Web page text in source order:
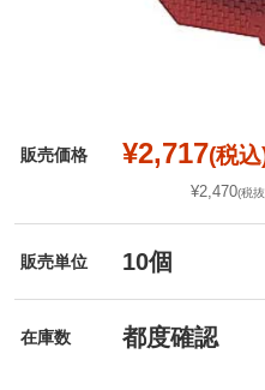
販売価格 ¥2,717(税
¥2,470(税
販売単位 10個
在庫数 都度確認